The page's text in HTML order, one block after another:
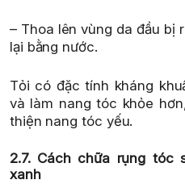
– Thoa lên vùng da đầu bị
lại bằng nước.
Tỏi có đặc tính kháng
và làm nang tóc khỏe
thiện nang tóc yếu.
2.7. Cách chữa rụng tóc
xanh